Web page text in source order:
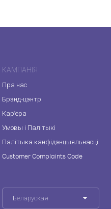
КАМПАНІЯ
Пра нас
Брэнд-цэнтр
Кар'ера
Умовы і Палітыкі
Палітыка канфідэнцыяльнасці
Customer Complaints Code
Беларуская